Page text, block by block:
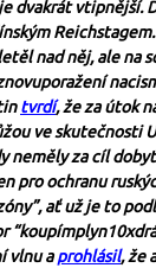
dvakrát vtipnější.
nad něj, ale na
tvrdí, že za útok
ve skutečnosti
neměly za cíl
pro ochranu
ať už je to
vlnu aprohlásil, že